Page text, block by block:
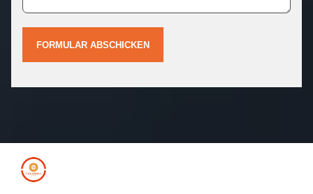
FORMULAR ABSCHICKEN